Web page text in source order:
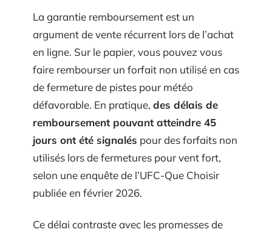
La garantie remboursement est un
argument de vente récurrent lors de l’achat
en ligne. Sur le papier, vous pouvez vous
faire rembourser un forfait non utilisé en cas
de fermeture de pistes pour météo
défavorable. En pratique, des délais de
remboursement pouvant atteindre 45
jours ont été signalés pour des forfaits non
utilisés lors de fermetures pour vent fort,
selon une enquête de l’UFC-Que Choisir
publiée en février 2026.
Ce délai contraste avec les promesses de